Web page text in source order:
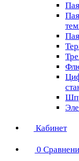
Кабинет
0